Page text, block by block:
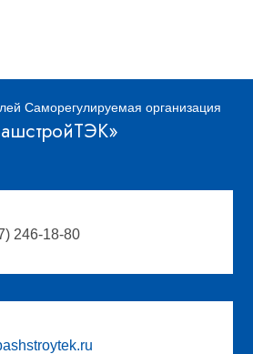
Саморегулируемая организация
246-18-80